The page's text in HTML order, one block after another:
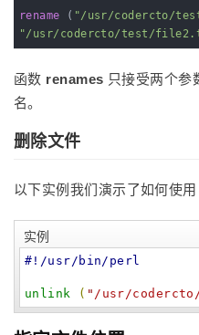
rename ( "/usr/codercto/
"/usr/codercto/test/
函数 renames 只接受两个参
名。
删除文件
以下实例我们演示了如何使用
实例
#!/usr/bin/perl
unlink ( " /usr/